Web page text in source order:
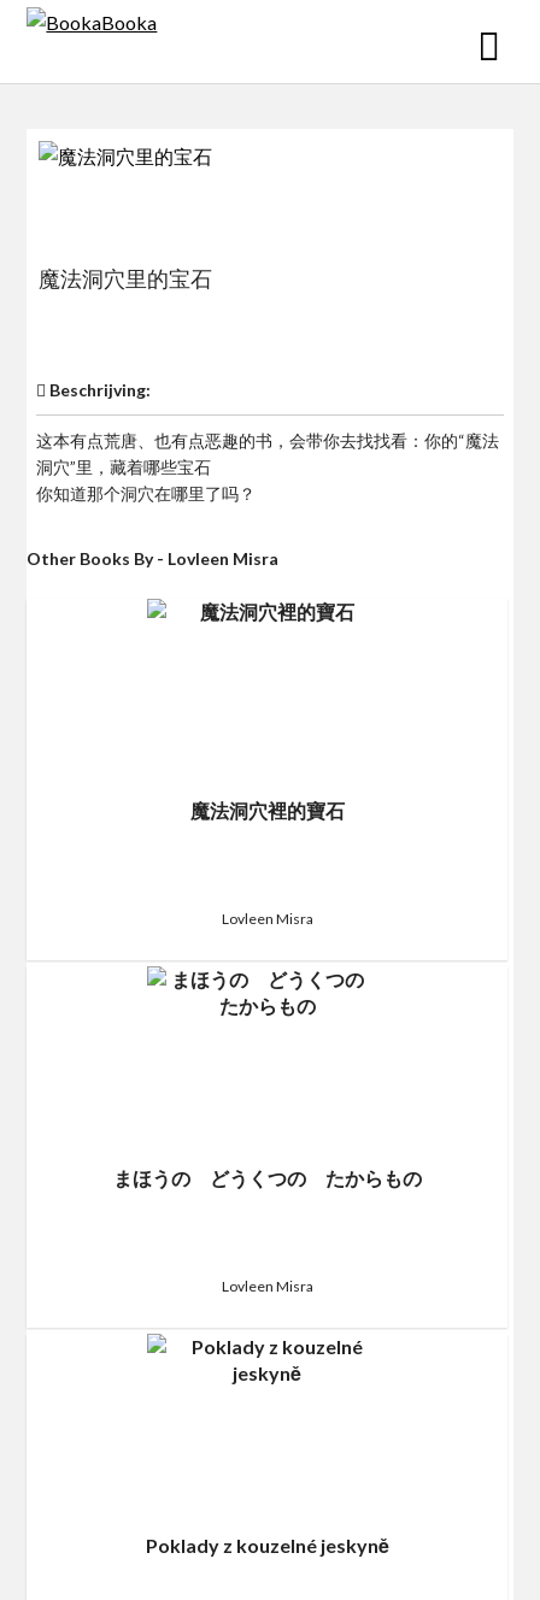
Skip
魔法洞穴里的宝石
Beschrijving:
这本有点荒唐、也有点恶趣的书，会带你去找找看：你的“魔法
洞穴”里，藏着哪些宝石
你知道那个洞穴在哪里了吗？
Other Books By - Lovleen Misra
魔法洞穴裡的寶石
Lovleen Misra
まほうの どうくつの たからもの
Lovleen Misra
Poklady z kouzelné jeskyně